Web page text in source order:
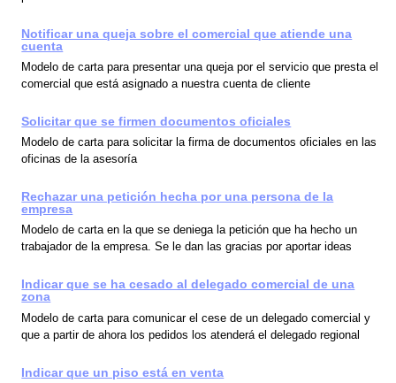
Notificar una queja sobre el comercial que atiende una
cuenta
Modelo de carta para presentar una queja por el servicio que presta el
comercial que está asignado a nuestra cuenta de cliente
Solicitar que se firmen documentos oficiales
Modelo de carta para solicitar la firma de documentos oficiales en las
oficinas de la asesoría
Rechazar una petición hecha por una persona de la
empresa
Modelo de carta en la que se deniega la petición que ha hecho un
trabajador de la empresa. Se le dan las gracias por aportar ideas
Indicar que se ha cesado al delegado comercial de una
zona
Modelo de carta para comunicar el cese de un delegado comercial y
que a partir de ahora los pedidos los atenderá el delegado regional
Indicar que un piso está en venta